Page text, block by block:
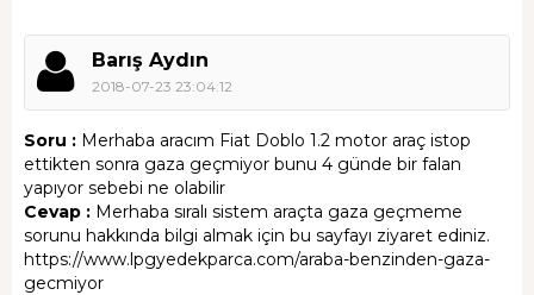
Barış Aydın
2018-07-23 23:04:12
Soru : Merhaba aracım Fiat Doblo 1.2 motor araç istop
ettikten sonra gaza geçmiyor bunu 4 günde bir falan
yapıyor sebebi ne olabilir
Cevap : Merhaba sıralı sistem araçta gaza geçmeme
sorunu hakkında bilgi almak için bu sayfayı ziyaret ediniz.
https://www.lpgyedekparca.com/araba-benzinden-gaza-
gecmiyor